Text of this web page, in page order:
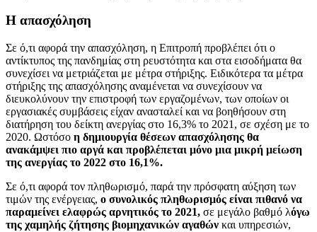
Η απασχόληση
Σε ό,τι αφορά την απασχόληση, η Επιτροπή προβλέπει ότι ο
αντίκτυπος της πανδημίας στη ρευστότητα και στα εισοδήματα θα
συνεχίσει να μετριάζεται με μέτρα στήριξης. Ειδικότερα τα μέτρα
στήριξης της απασχόλησης αναμένεται να συνεχίσουν να
διευκολύνουν την επιστροφή των εργαζομένων, των οποίων οι
εργασιακές συμβάσεις είχαν ανασταλεί και να βοηθήσουν στη
διατήρηση του δείκτη ανεργίας στο 16,3% το 2021, σε σχέση με το
2020. Ωστόσο η δημιουργία θέσεων απασχόλησης θα
ανακάμψει πιο αργά και προβλέπεται μόνο μια μικρή μείωση
της ανεργίας το 2022 στο 16,1%.
Σε ό,τι αφορά τον πληθωρισμό, παρά την πρόσφατη αύξηση των
τιμών της ενέργειας, ο συνολικός πληθωρισμός είναι πιθανό να
παραμείνει ελαφρώς αρνητικός το 2021, σε μεγάλο βαθμό λόγω
της χαμηλής ζήτησης βιομηχανικών αγαθών και υπηρεσιών,